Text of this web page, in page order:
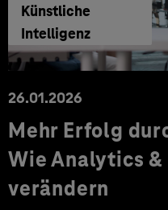
Künstliche
Intelligenz
26.01.2026
Mehr Erfolg
Wie Analytics
verändern